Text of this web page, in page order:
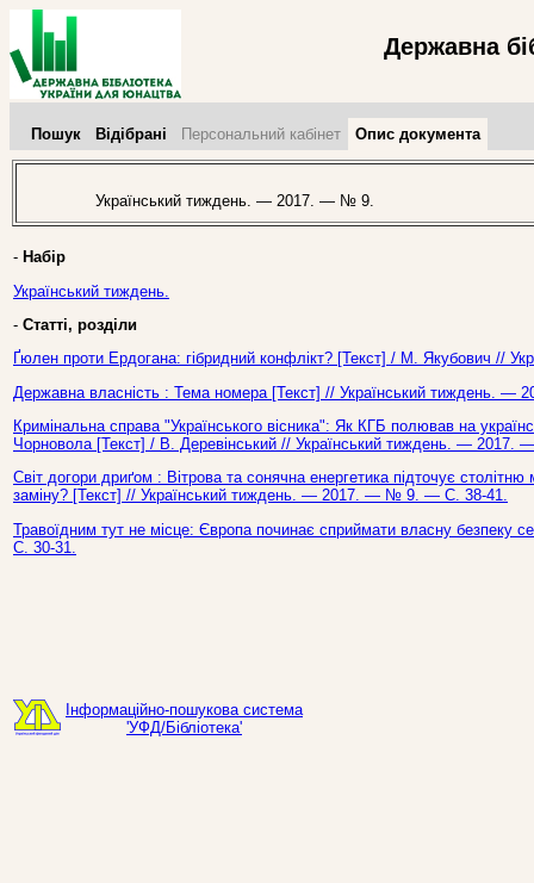
Державна
Пошук Відібрані Персональний кабінет Опис документа
Український тиждень. — 2017. — № 9.
- Набір
Український тиждень.
- Статті, розділи
Ґюлен проти Ердогана: гібридний конфлікт? [Текст] / М. Якубович
Державна власність : Тема номера [Текст] // Український тиждень.
Кримінальна справа "Українського вісника": Як КГБ полював на
Чорновола [Текст] / В. Деревінський // Український тиждень. —
Світ догори дриґом : Вітрова та сонячна енергетика підточує
заміну? [Текст] // Український тиждень. — 2017. — № 9. — С. 38-41.
Травоїдним тут не місце: Європа починає сприймати власну
С. 30-31.
Інформаційно-пошукова система
'УФД/Бібліотека'